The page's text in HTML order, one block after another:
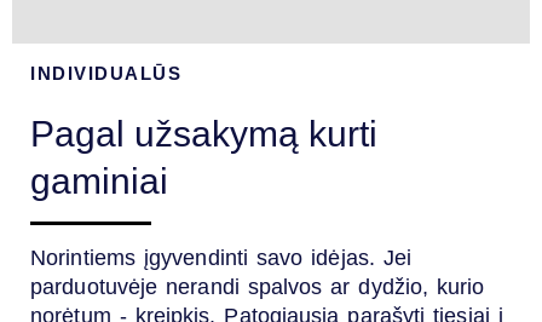
INDIVIDUALŪS
Pagal užsakymą kurti
gaminiai
Norintiems įgyvendinti savo idėjas. Jei
parduotuvėje nerandi spalvos ar dydžio, kurio
norėtum - kreipkis. Patogiausia parašyti tiesiai į